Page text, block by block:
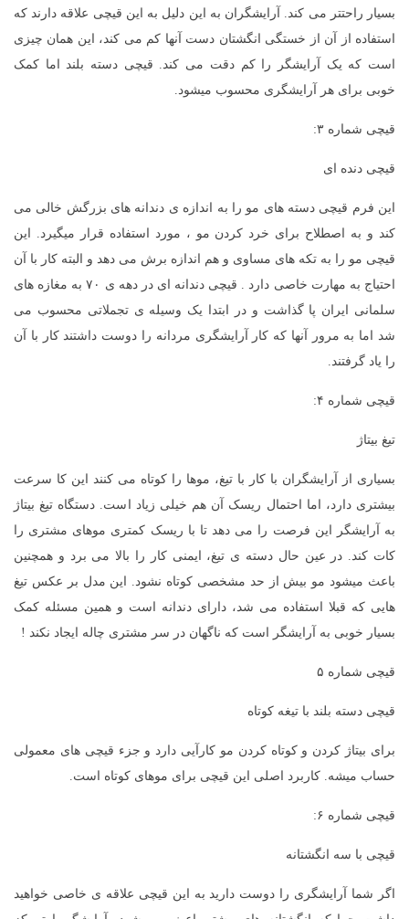
بسیار راحتتر می کند. آرایشگران به این دلیل به این قیچی علاقه دارند که
استفاده از آن از خستگی انگشتان دست آنها کم می کند، این همان چیزی
است که یک آرایشگر را کم دقت می کند. قیچی دسته بلند اما کمک
خوبی برای هر آرایشگری محسوب میشود.
قیچی شماره ۳:
قیچی دنده ای
این فرم قیچی دسته های مو را به اندازه ی دندانه های بزرگش خالی می
کند و به اصطلاح برای خرد کردن مو ، مورد استفاده قرار میگیرد. این
قیچی مو را به تکه های مساوی و هم اندازه برش می دهد و البته کار با آن
احتیاج به مهارت خاصی دارد . قیچی دندانه ای در دهه ی ۷۰ به مغازه های
سلمانی ایران پا گذاشت و در ابتدا یک وسیله ی تجملاتی محسوب می
شد اما به مرور آنها که کار آرایشگری مردانه را دوست داشتند کار با آن
را یاد گرفتند.
قیچی شماره ۴:
تیغ بیتاژ
بسیاری از آرایشگران با کار با تیغ، موها را کوتاه می کنند این کا سرعت
بیشتری دارد، اما احتمال ریسک آن هم خیلی زیاد است. دستگاه تیغ بیتاژ
به آرایشگر این فرصت را می دهد تا با ریسک کمتری موهای مشتری را
کات کند. در عین حال دسته ی تیغ، ایمنی کار را بالا می برد و همچنین
باعث میشود مو بیش از حد مشخصی کوتاه نشود. این مدل بر عکس تیغ
هایی که قبلا استفاده می شد، دارای دندانه است و همین مسئله کمک
بسیار خوبی به آرایشگر است که ناگهان در سر مشتری چاله ایجاد نکند !
قیچی شماره ۵
قیچی دسته بلند با تیغه کوتاه
برای بیتاژ کردن و کوتاه کردن مو کارآیی دارد و جزء قیچی های معمولی
حساب میشه. کاربرد اصلی این قیچی برای موهای کوتاه است.
قیچی شماره ۶:
قیچی با سه انگشتانه
اگر شما آرایشگری را دوست دارید به این قیچی علاقه ی خاصی خواهید